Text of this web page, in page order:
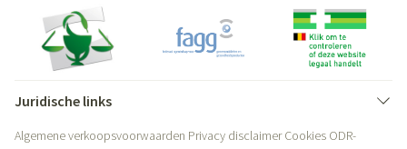
Juridische links
Algemene verkoopsvoorwaarden Privacy disclaimer Cookies ODR-